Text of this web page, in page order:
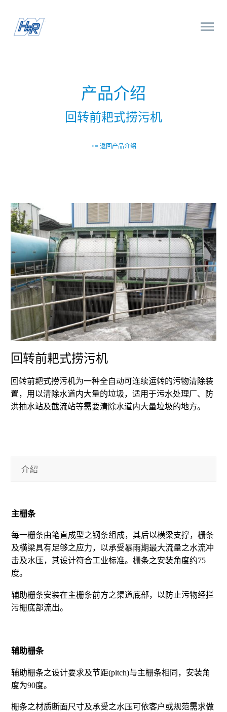
产品介绍
回转前耙式捞污机
<= 返回产品介绍
回转前耙式捞污机
回转前耙式捞污机为一种全自动可连续运转的污物清除装
置，用以清除水道内大量的垃圾，适用于污水处理厂、防
洪抽水站及截流站等需要清除水道内大量垃圾的地方。
介紹
主栅条
每一栅条由笔直成型之钢条组成，其后以横梁支撑，栅条
及横梁具有足够之应力，以承受暴雨期最大流量之水流冲
击及水压，其设计符合工业标准。栅条之安装角度约75
度。
辅助栅条安装在主栅条前方之渠道底部，以防止污物经拦
污栅底部流出。
辅助栅条
辅助栅条之设计要求及节距(pitch)与主栅条相同，安装角
度为90度。
栅条之材质断面尺寸及承受之水压可依客户或规范需求做